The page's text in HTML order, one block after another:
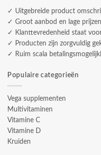
✓ Uitgebreide product
✓ Groot aanbod en lage prijzen
✓ Klanttevredenheid staat
✓ Producten zijn zorgvuldig
✓ Ruim scala
Populaire categorieën
Vega supplementen
Multivitaminen
Vitamine C
Vitamine D
Kruiden